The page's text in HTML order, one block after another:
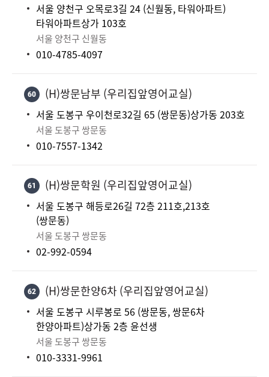
서울 양천구 오목로3길 24 (신월동, 타워아파트)
타워아파트상가 103호
서울 양천구 신월동
010-4785-4097
60 (H)쌍문남부 (우리집앞영어교실)
서울 도봉구 우이천로32길 65 (쌍문동)상가동 203호
서울 도봉구 쌍문동
010-7557-1342
61 (H)쌍문학원 (우리집앞영어교실)
서울 도봉구 해등로26길 72층 211호,213호
(쌍문동)
서울 도봉구 쌍문동
02-992-0594
62 (H)쌍문한양6차 (우리집앞영어교실)
서울 도봉구 시루봉로 56 (쌍문동, 쌍문6차
한양아파트)상가동 2층 윤선생
서울 도봉구 쌍문동
010-3331-9961